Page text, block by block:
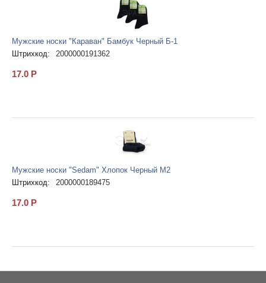
Мужские носки "Караван" Бамбук Черный Б-1
Штрихкод:
2000000191362
17.0 Р
Мужские носки "Sedam" Хлопок Черный М2
Штрихкод:
2000000189475
17.0 Р